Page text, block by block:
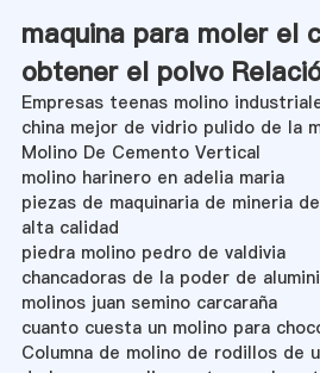
maquina para moler el
obtener el polvo
Empresas teenas molino
china mejor de vidrio pulido de la
Molino De Cemento Vertical
molino harinero en adelia maria
piezas de maquinaria de mineria
alta calidad
piedra molino pedro de valdivia
chancadoras de la poder de
molinos juan semino carcaraña
cuanto cuesta un molino para
Columna de molino de rodillos de